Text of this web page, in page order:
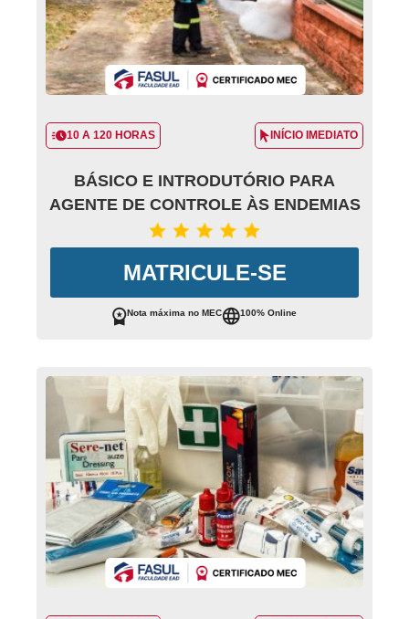
10 A 120 HORAS INÍCIO IMEDIATO
BÁSICO E INTRODUTÓRIO PARA
AGENTE DE CONTROLE ÀS ENDEMIAS
MATRICULE-SE
Nota máxima no MEC 100% Online